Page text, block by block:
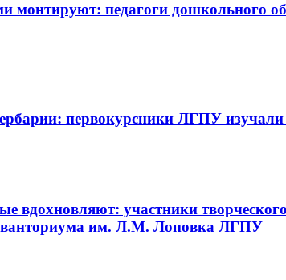
монтируют: педагоги дошкольного
первокурсники ЛГПУ
вдохновляют: участники
им. Л.М. Лоповка ЛГПУ